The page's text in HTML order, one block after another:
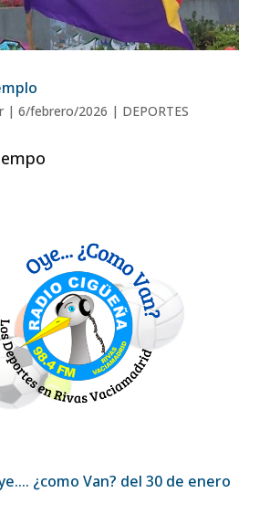
| 6/febrero/2026 | DEPORTES
¿como Van? del 30 de enero